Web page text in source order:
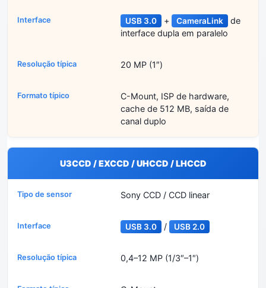
USB 3.0 + CameraLink
de
interface dupla em paralelo
20 MP (1″)
C-Mount, ISP de hardware,
cache de 512 MB, saída de
canal duplo
U3CCD / EXCCD / UHCCD / LHCCD
Sony CCD / CCD linear
USB 3.0 / USB 2.0
0,4–12 MP (1/3″–1″)